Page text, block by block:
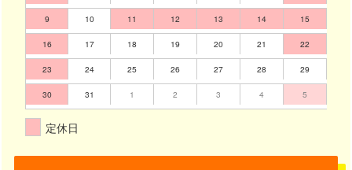
9 10 11 12 13 14 15
16 17 18 19 20 21 22
23 24 25 26 27 28 29
30 31 1 2 3 4 5
定休日